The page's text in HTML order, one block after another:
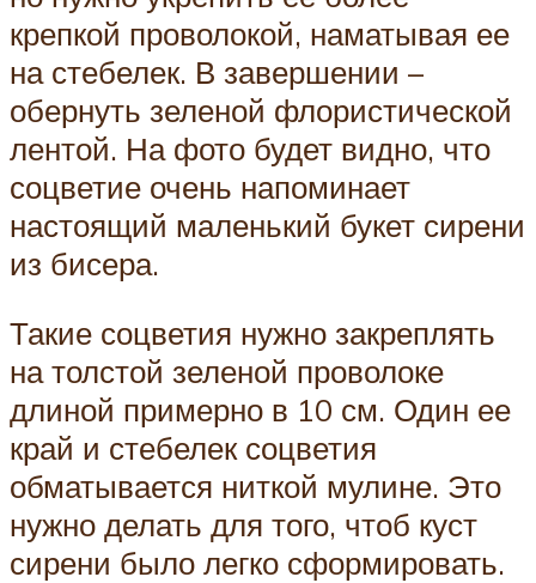
крепкой проволокой, наматывая ее
на стебелек. В завершении –
обернуть зеленой флористической
лентой. На фото будет видно, что
соцветие очень напоминает
настоящий маленький букет сирени
из бисера.
Такие соцветия нужно закреплять
на толстой зеленой проволоке
длиной примерно в 10 см. Один ее
край и стебелек соцветия
обматывается ниткой мулине. Это
нужно делать для того, чтоб куст
сирени было легко сформировать.